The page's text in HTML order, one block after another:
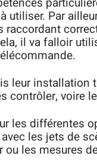
Par
il va falloir
leur installation
contrôler, voire
les différentes
les jets de
les mesures